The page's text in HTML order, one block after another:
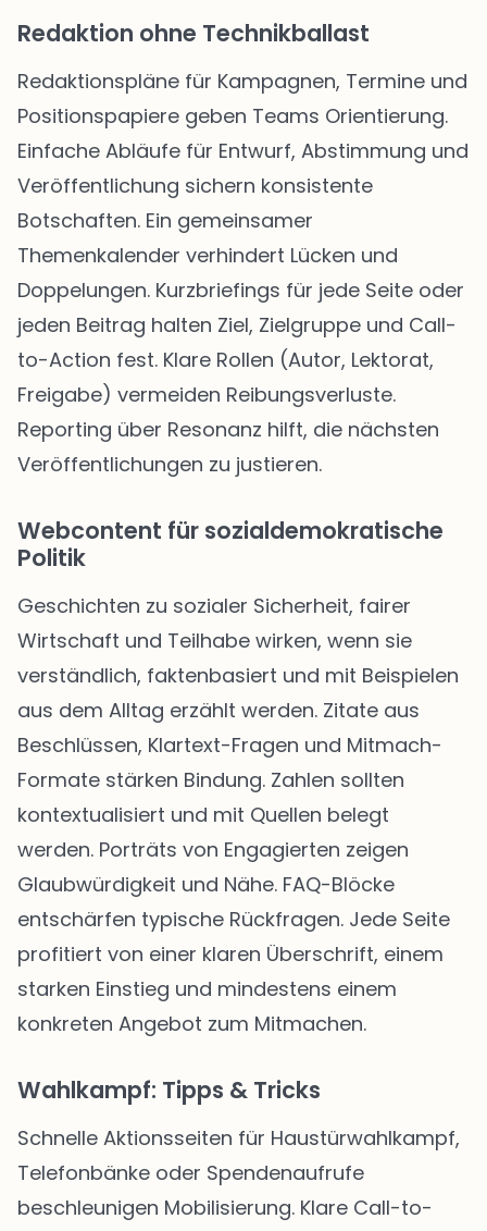
Redaktion ohne Technikballast
Redaktionspläne für Kampagnen, Termine und
Positionspapiere geben Teams Orientierung.
Einfache Abläufe für Entwurf, Abstimmung und
Veröffentlichung sichern konsistente
Botschaften. Ein gemeinsamer
Themenkalender verhindert Lücken und
Doppelungen. Kurzbriefings für jede Seite oder
jeden Beitrag halten Ziel, Zielgruppe und Call-
to-Action fest. Klare Rollen (Autor, Lektorat,
Freigabe) vermeiden Reibungsverluste.
Reporting über Resonanz hilft, die nächsten
Veröffentlichungen zu justieren.
Webcontent für sozialdemokratische
Politik
Geschichten zu sozialer Sicherheit, fairer
Wirtschaft und Teilhabe wirken, wenn sie
verständlich, faktenbasiert und mit Beispielen
aus dem Alltag erzählt werden. Zitate aus
Beschlüssen, Klartext-Fragen und Mitmach-
Formate stärken Bindung. Zahlen sollten
kontextualisiert und mit Quellen belegt
werden. Porträts von Engagierten zeigen
Glaubwürdigkeit und Nähe. FAQ-Blöcke
entschärfen typische Rückfragen. Jede Seite
profitiert von einer klaren Überschrift, einem
starken Einstieg und mindestens einem
konkreten Angebot zum Mitmachen.
Wahlkampf: Tipps & Tricks
Schnelle Aktionsseiten für Haustürwahlkampf,
Telefonbänke oder Spendenaufrufe
beschleunigen Mobilisierung. Klare Call-to-